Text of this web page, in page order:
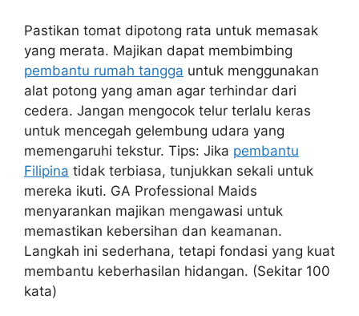
Pastikan tomat dipotong rata untuk memasak
yang merata. Majikan dapat membimbing
pembantu rumah tangga untuk menggunakan
alat potong yang aman agar terhindar dari
cedera. Jangan mengocok telur terlalu keras
untuk mencegah gelembung udara yang
memengaruhi tekstur. Tips: Jika pembantu
Filipina tidak terbiasa, tunjukkan sekali untuk
mereka ikuti. GA Professional Maids
menyarankan majikan mengawasi untuk
memastikan kebersihan dan keamanan.
Langkah ini sederhana, tetapi fondasi yang kuat
membantu keberhasilan hidangan. (Sekitar 100
kata)